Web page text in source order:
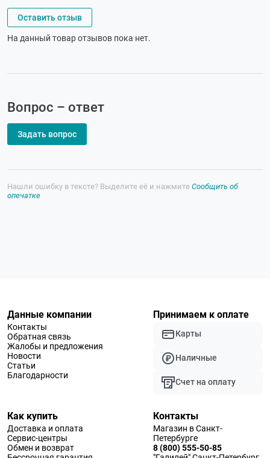
Оставить отзыв
На данный товар отзывов пока нет.
Вопрос – ответ
Задать вопрос
Нашли ошибку в тексте? Выделите её и нажмите Сообщить об
опечатке
Данные компании
Контакты
Обратная связь
Жалобы и предложения
Новости
Статьи
Благодарности
Принимаем к оплате
Карты
Наличные
Счет на оплату
Как купить
Доставка и оплата
Сервис-центры
Обмен и возврат
Контакты
Магазин в Санкт-
Петербурге
8 (800) 555-50-85